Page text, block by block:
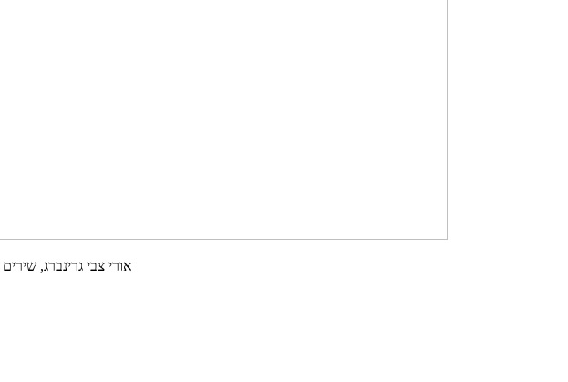
אורי צבי גרינברג,